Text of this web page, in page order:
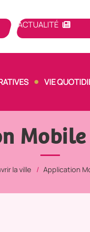
ACTUALITÉ
VIE
la ville Application